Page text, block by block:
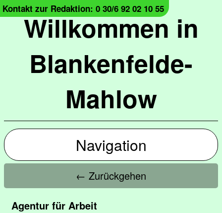
Willkommen in
Blankenfelde-
Mahlow
Kontakt zur Redaktion: 0 30/6 92 02 10 55
Navigation
← Zurückgehen
Agentur für Arbeit